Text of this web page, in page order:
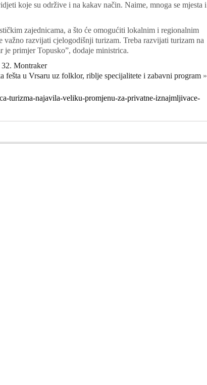
koje su održive i na kakav način. Naime, mnoga se mjesta i
zajednicama, a što će omogućiti lokalnim i regionalnim
važno razvijati cjelogodišnji turizam. Treba razvijati turizam na
primjer Topusko”, dodaje ministrica.
Montraker
fešta u Vrsaru uz folklor, riblje specijalitete i zabavni program »
turizma-najavila-veliku-promjenu-za-privatne-iznajmljivace-